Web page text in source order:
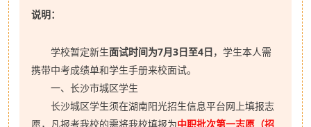
说明：
学校暂定新生面试时间为7月3日至4日，学生本人需
携带中考成绩单和学生手册来校面试。
一、长沙市城区学生
长沙城区学生须在湖南阳光招生信息平台网上填报志
愿，凡报考我校的需将我校填报为中职批次第一志愿（招